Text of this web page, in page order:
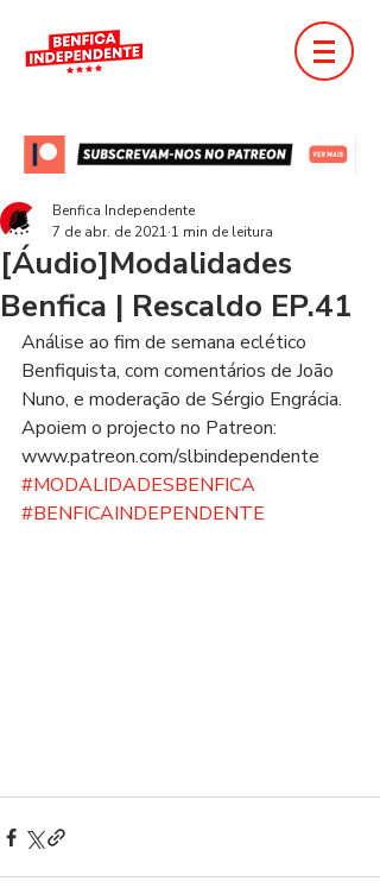
[Áudio]Modalidades
Benfica | Rescaldo EP.41
Benfica Independente
7 de abr. de 2021 1 min de leitura
Análise ao fim de semana eclético
Benfiquista, com comentários de João
Nuno, e moderação de Sérgio Engrácia.
Apoiem o projecto no Patreon:
www.patreon.com/slbindependente
#MODALIDADESBENFICA
#BENFICAINDEPENDENTE